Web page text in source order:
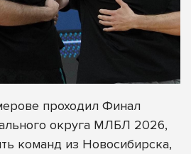
проходил Финал
округа МЛБЛ 2026,
команд из Новосибирска,